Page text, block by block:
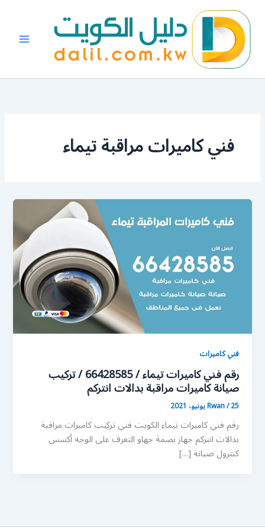
المحتوى
فني كاميرات مراقبة تيماء
فني كاميرات
رقم فني كاميرات تيماء / 66428585 / تركيب
صيانة كاميرات مراقبة بدالات انتركم
Rwan/25 يونيو، 2021
رقم فني كاميرات تيماء الكويت فني تركيب كاميرات مراقبة
بدالات انتركم جهاز بصمة جهاو التعرف على الوجه أكسس
كنترول صيانة […]